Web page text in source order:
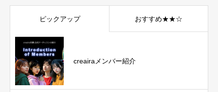
ピックアップ おすすめ★★☆
creairaメンバー紹介